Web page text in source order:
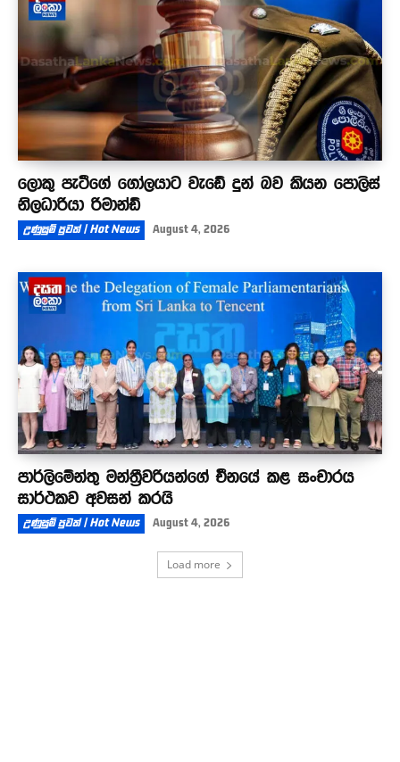
ලොකු පැටීගේ ගෝලයාට වැඩේ දුන් බව කියන පොලිස්
නිලධාරියා රිමාන්ඩ්
උණුසුම් පුවත් | Hot News August 4, 2026
පාර්ලිමේන්තු මන්ත්‍රීවරියන්ගේ චීනයේ කළ සංචාරය
සාර්ථකව අවසන් කරයි
උණුසුම් පුවත් | Hot News August 4, 2026
Load more